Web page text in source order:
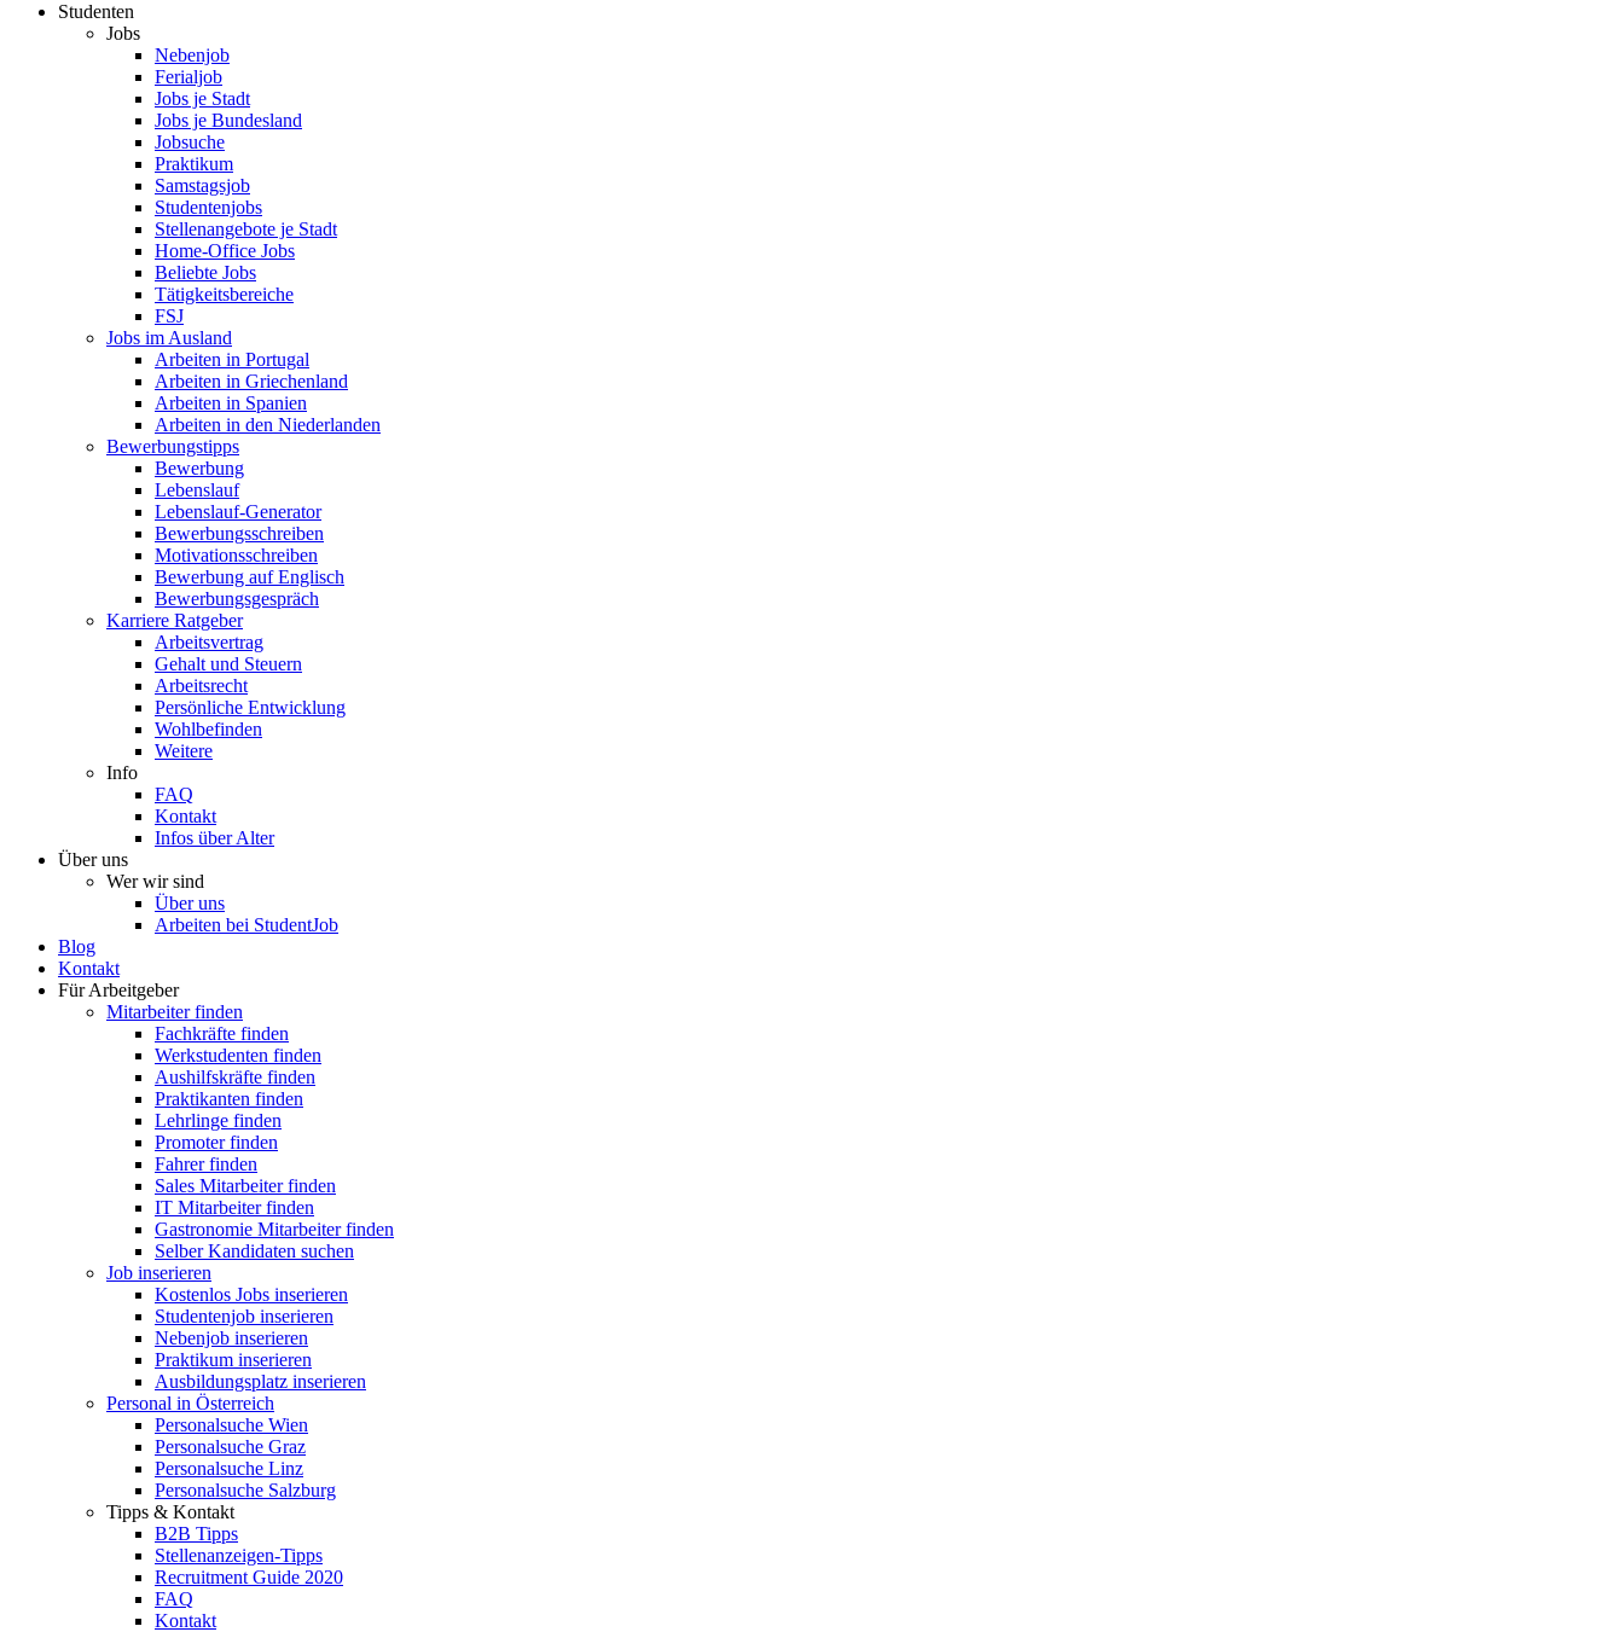
Studenten
Jobs
Nebenjob
Ferialjob
Jobs je Stadt
Jobs je Bundesland
Jobsuche
Praktikum
Samstagsjob
Studentenjobs
Stellenangebote je Stadt
Home-Office Jobs
Beliebte Jobs
Tätigkeitsbereiche
FSJ
Jobs im Ausland
Arbeiten in Portugal
Arbeiten in Griechenland
Arbeiten in Spanien
Arbeiten in den Niederlanden
Bewerbungstipps
Bewerbung
Lebenslauf
Lebenslauf-Generator
Bewerbungsschreiben
Motivationsschreiben
Bewerbung auf Englisch
Bewerbungsgespräch
Karriere Ratgeber
Arbeitsvertrag
Gehalt und Steuern
Arbeitsrecht
Persönliche Entwicklung
Wohlbefinden
Weitere
Info
FAQ
Kontakt
Infos über Alter
Über uns
Wer wir sind
Über uns
Arbeiten bei StudentJob
Blog
Kontakt
Für Arbeitgeber
Mitarbeiter finden
Fachkräfte finden
Werkstudenten finden
Aushilfskräfte finden
Praktikanten finden
Lehrlinge finden
Promoter finden
Fahrer finden
Sales Mitarbeiter finden
IT Mitarbeiter finden
Gastronomie Mitarbeiter finden
Selber Kandidaten suchen
Job inserieren
Kostenlos Jobs inserieren
Studentenjob inserieren
Nebenjob inserieren
Praktikum inserieren
Ausbildungsplatz inserieren
Personal in Österreich
Personalsuche Wien
Personalsuche Graz
Personalsuche Linz
Personalsuche Salzburg
Tipps & Kontakt
B2B Tipps
Stellenanzeigen-Tipps
Recruitment Guide 2020
FAQ
Kontakt